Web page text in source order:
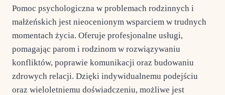
Pomoc psychologiczna w problemach rodzinnych i
małżeńskich jest nieocenionym wsparciem w trudnych
momentach życia. Oferuje profesjonalne usługi,
pomagając parom i rodzinom w rozwiązywaniu
konfliktów, poprawie komunikacji oraz budowaniu
zdrowych relacji. Dzięki indywidualnemu podejściu
oraz wieloletniemu doświadczeniu, możliwe jest